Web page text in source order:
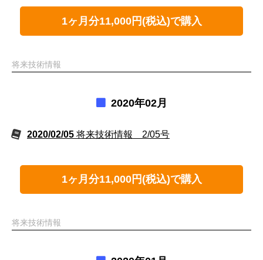
1ヶ月分11,000円(税込)で購入
将来技術情報
2020年02月
2020/02/05 将来技術情報 2/05号
1ヶ月分11,000円(税込)で購入
将来技術情報